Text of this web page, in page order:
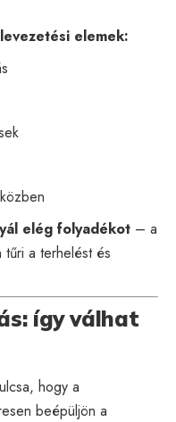
elemek:
elég folyadékot – a
tűri a terhelést és
így válhat
hogy a
beépüljön a